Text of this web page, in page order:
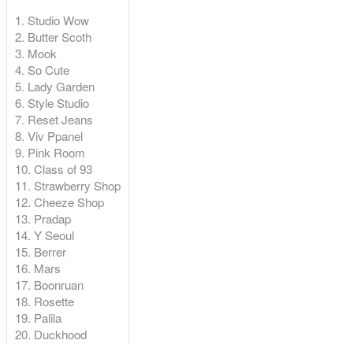
1. Studio Wow
2. Butter Scoth
3. Mook
4. So Cute
5. Lady Garden
6. Style Studio
7. Reset Jeans
8. Viv Ppanel
9. Pink Room
10. Class of 93
11. Strawberry Shop
12. Cheeze Shop
13. Pradap
14. Y Seoul
15. Berrer
16. Mars
17. Boonruan
18. Rosette
19. Palila
20. Duckhood